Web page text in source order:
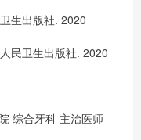
生出版社. 2020
民卫生出版社. 2020
综合牙科 主治医师